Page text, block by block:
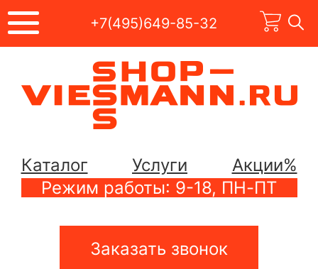
+7(495)649-85-32
Каталог Услуги
Акции%
Режим работы: 9-18, ПН-ПТ
Заказать звонок